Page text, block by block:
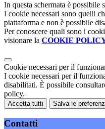
In questa schermata è possibile
I cookie necessari sono quelli
piattaforma e non è possibile
Per conoscere quali sono i
visionare la COOKIE
Cookie necessari per il
I cookie necessari per il
disabilitati. È possibile
policy.
Accetta tutti Salva le
Contatti